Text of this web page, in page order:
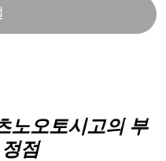
노오토시고의 부
점